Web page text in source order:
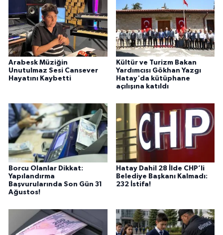
Arabesk Müziğin
Unutulmaz Sesi Cansever
Hayatını Kaybetti
Kültür ve Turizm Bakan
Yardımcısı Gökhan Yazgı
Hatay'da kütüphane
açılışına katıldı
Borcu Olanlar Dikkat:
Yapılandırma
Başvurularında Son Gün 31
Ağustos!
Hatay Dahil 28 İlde CHP’li
Belediye Başkanı Kalmadı:
232 İstifa!